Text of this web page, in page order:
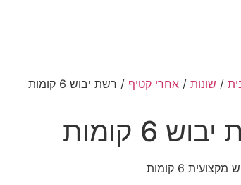
/ שונות / אחרי קטיף / רשת יבוש 6 קומות
6 קומות
6 קומות